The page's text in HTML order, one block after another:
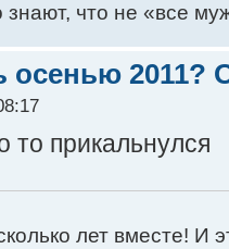
что не «все
осенью 2011?
то прикальнулся
лет вместе! И